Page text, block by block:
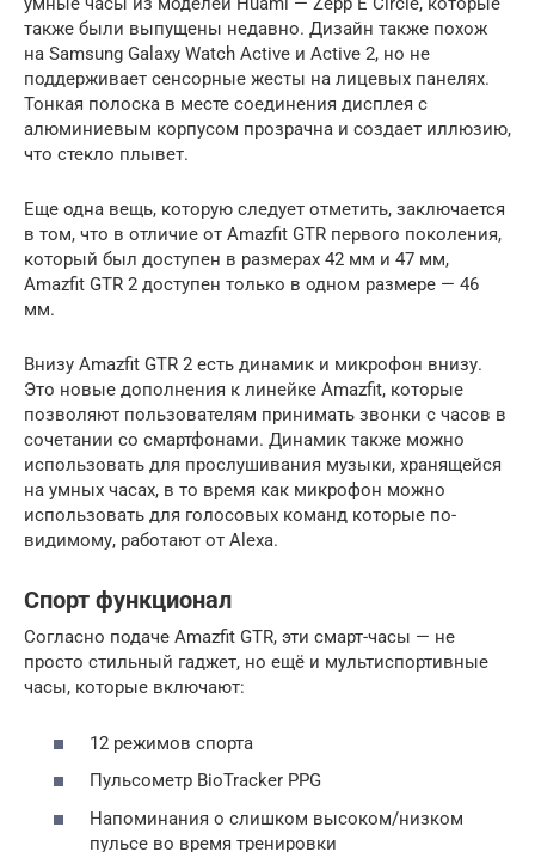
также были выпущены недавно. Дизайн также похож
на Samsung Galaxy Watch Active и Active 2, но не
поддерживает сенсорные жесты на лицевых панелях.
Тонкая полоска в месте соединения дисплея с
алюминиевым корпусом прозрачна и создает иллюзию,
что стекло плывет.
Еще одна вещь, которую следует отметить, заключается
в том, что в отличие от Amazfit GTR первого поколения,
который был доступен в размерах 42 мм и 47 мм,
Amazfit GTR 2 доступен только в одном размере — 46
мм.
Внизу Amazfit GTR 2 есть динамик и микрофон внизу.
Это новые дополнения к линейке Amazfit, которые
позволяют пользователям принимать звонки с часов в
сочетании со смартфонами. Динамик также можно
использовать для прослушивания музыки, хранящейся
на умных часах, в то время как микрофон можно
использовать для голосовых команд которые по-
видимому, работают от Alexa.
Спорт функционал
Согласно подаче Amazfit GTR, эти смарт-часы — не
просто стильный гаджет, но ещё и мультиспортивные
часы, которые включают:
12 режимов спорта
Пульсометр BioTracker PPG
Напоминания о слишком высоком/низком
пульсе во время тренировки